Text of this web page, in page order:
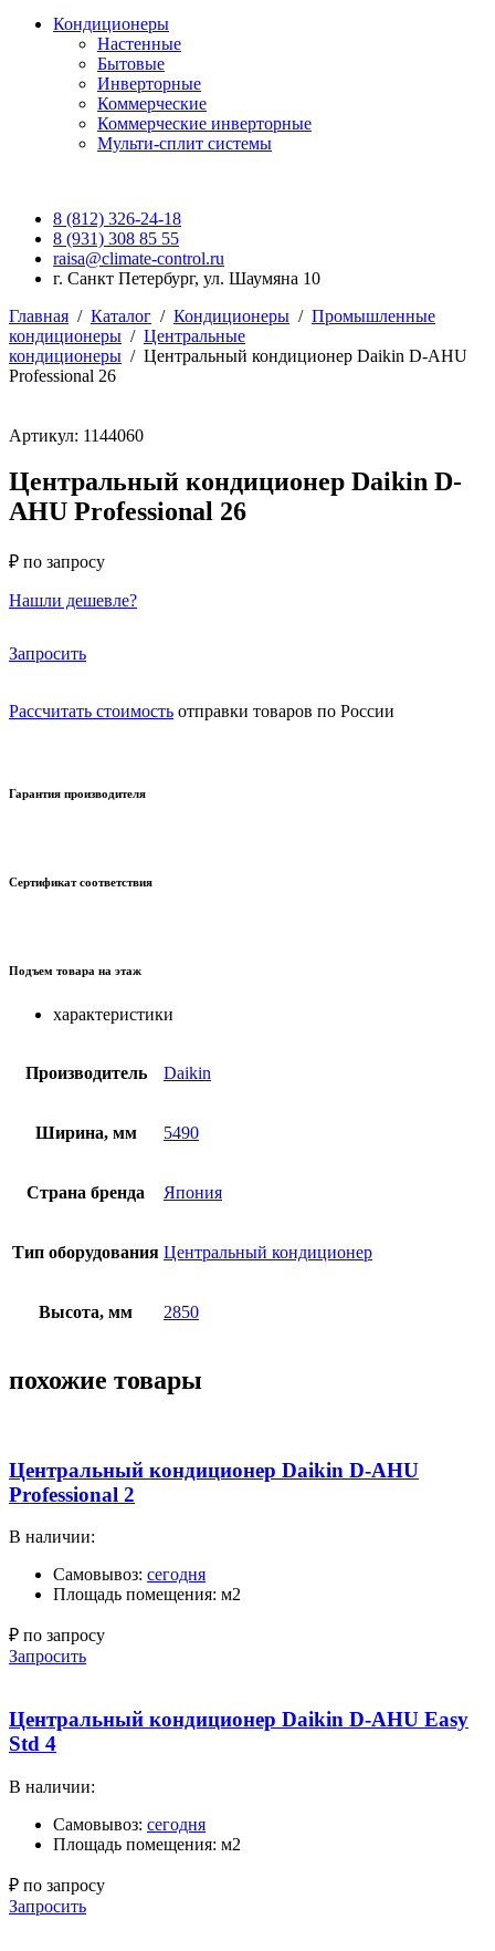
Кондиционеры
Настенные
Бытовые
Инверторные
Коммерческие
Коммерческие инверторные
Мульти-сплит системы
8 (812) 326-24-18
8 (931) 308 85 55
raisa@climate-control.ru
г. Санкт Петербург, ул. Шаумяна 10
Главная / Каталог / Кондиционеры / Промышленные
кондиционеры / Центральные
кондиционеры / Центральный кондиционер Daikin D-AHU
Professional 26
Артикул: 1144060
Центральный кондиционер Daikin D-
AHU Professional 26
₽ по запросу
Нашли дешевле?
Запросить
Рассчитать стоимость отправки товаров по России
Гарантия производителя
Сертификат соответствия
Подъем товара на этаж
характеристики
Производитель Daikin
Ширина, мм 5490
Страна бренда Япония
Тип оборудования Центральный кондиционер
Высота, мм 2850
похожие товары
Центральный кондиционер Daikin D-AHU
Professional 2
В наличии:
Самовывоз: сегодня
Площадь помещения: м2
₽ по запросу
Запросить
Центральный кондиционер Daikin D-AHU Easy
Std 4
В наличии:
Самовывоз: сегодня
Площадь помещения: м2
₽ по запросу
Запросить